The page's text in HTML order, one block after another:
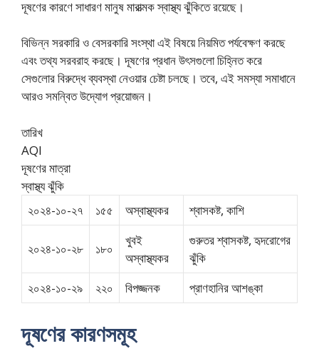
দূষণের কারণে সাধারণ মানুষ মারাত্মক স্বাস্থ্য ঝুঁকিতে রয়েছে।
বিভিন্ন সরকারি ও বেসরকারি সংস্থা এই বিষয়ে নিয়মিত পর্যবেক্ষণ করছে
এবং তথ্য সরবরাহ করছে। দূষণের প্রধান উৎসগুলো চিহ্নিত করে
সেগুলোর বিরুদ্ধে ব্যবস্থা নেওয়ার চেষ্টা চলছে। তবে, এই সমস্যা সমাধানে
আরও সমন্বিত উদ্যোগ প্রয়োজন।
তারিখ
AQI
দূষণের মাত্রা
স্বাস্থ্য ঝুঁকি
২০২৪-১০-২৭
১৫৫ অস্বাস্থ্যকর শ্বাসকষ্ট, কাশি
২০২৪-১০-২৮ ১৮০
খুবই
অস্বাস্থ্যকর
গুরুতর শ্বাসকষ্ট, হৃদরোগের
ঝুঁকি
২০২৪-১০-২৯
২২০ বিপজ্জনক প্রাণহানির আশঙ্কা
দূষণের কারণসমূহ